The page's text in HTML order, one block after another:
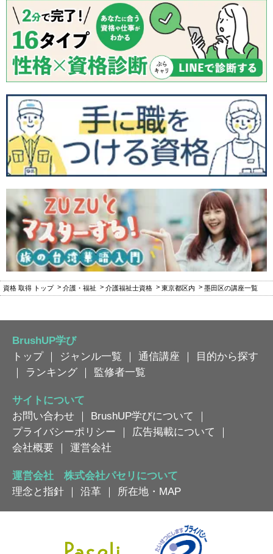
資格 取得 トップ 介護・福祉 介護福祉士資格 東京都区内 墨田区の講座一覧
BrushUP学び
トップ｜ ジャンル一覧 ｜ 通信講座 ｜
目的から探す
｜
ランキング ｜ 監修者一覧
サイトについて
お問い合わせ ｜ BrushUP学びについて
｜
プライバシーポリシー ｜ 広告掲載について
｜
会社概要 ｜ 運営会社
運営会社 株式会社パセリについて
理念と指針 ｜ 沿革 ｜ 所在地・MAP